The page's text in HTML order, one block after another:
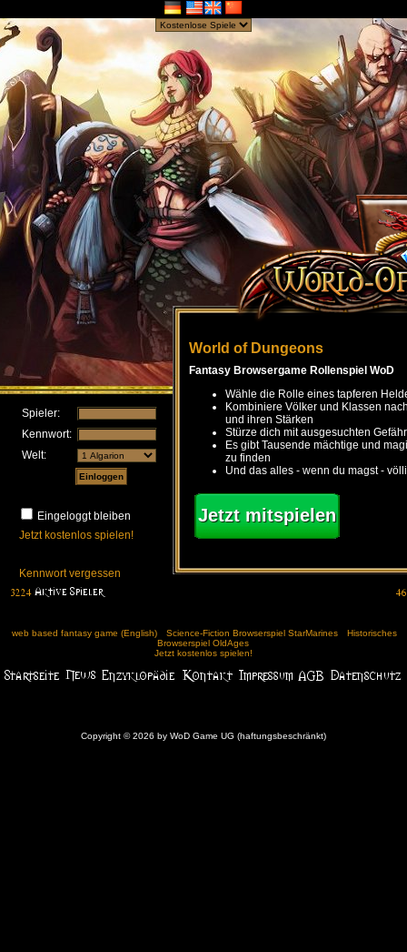
Spieler:
Kennwort:
Welt:
Eingeloggt bleiben
Jetzt kostenlos spielen!
Kennwort vergessen
World of Dungeons
Fantasy Browsergame Rollenspiel WoD
Wähle die Rolle eines tapferen
Kombiniere Völker und Klassen
und ihren Stärken
Stürze dich mit ausgesuchten
Es gibt Tausende mächtige und
zu finden
Und das alles - wenn du magst -
Jetzt mitspielen
web based fantasy game (English) Science-Fiction Browserspiel StarMarines
Historisches
Browserspiel OldAges
Jetzt kostenlos spielen!
Copyright © 2026 by WoD Game UG (haftungsbeschränkt)